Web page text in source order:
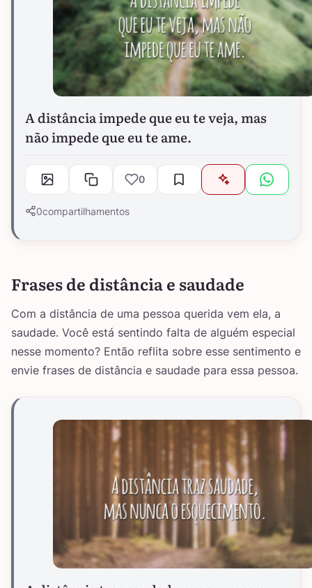
A distância impede que eu te veja, mas
não impede que eu te ame.
0
0compartilhamentos
Frases de distância e saudade
Com a distância de uma pessoa querida vem ela, a
saudade. Você está sentindo falta de alguém especial
nesse momento? Então reflita sobre esse sentimento e
envie frases de distância e saudade para essa pessoa.